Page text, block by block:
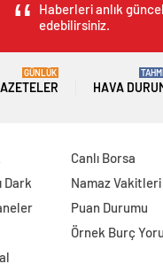
Haberleri anlık
edebilirsiniz.
GÜNLÜK
HAVA
Dark
Canlı Borsa
Namaz Vakitleri
Puan Durumu
Örnek Burç